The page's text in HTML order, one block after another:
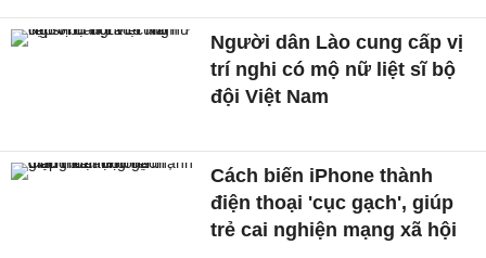
Người dân Lào cung cấp vị
trí nghi có mộ nữ liệt sĩ bộ
đội Việt Nam
Cách biến iPhone thành
điện thoại 'cục gạch', giúp
trẻ cai nghiện mạng xã hội